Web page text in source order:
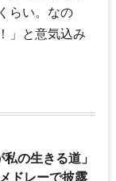
らい。なの
」と意気込み
の生きる道」
ドレーで披露